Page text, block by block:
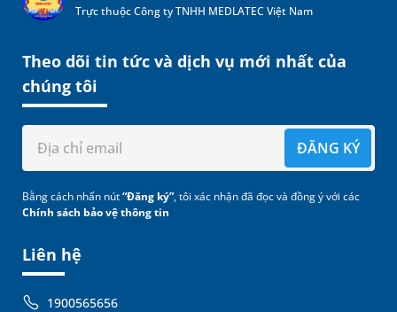
Trực thuộc Công ty TNHH MEDLATEC Việt Nam
Liên hệ
1900565656
Theo dõi tin tức và dịch vụ mới nhất của
chúng tôi
ĐĂNG KÝ
Bằng cách nhấn nút“Đăng ký”, tôi xác nhận đã đọc và đồng ý với các
Chính sách bảo vệ thông tin